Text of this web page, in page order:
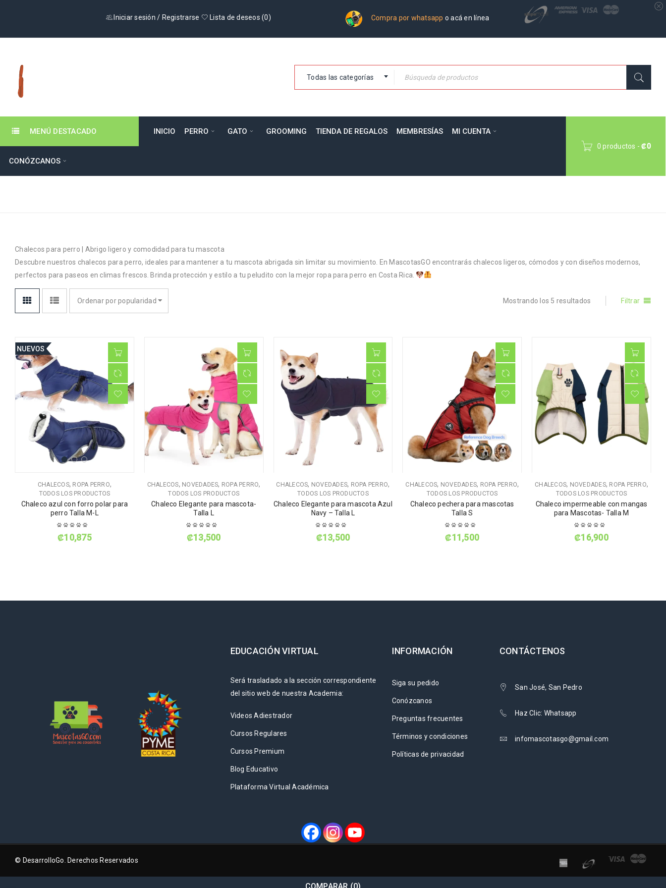
Compra por whatsapp o acá en línea
Iniciar sesión / Registrarse Lista de deseos (0)
Todas las categorías
MENÚ DESTACADO INICIO PERRO GATO GROOMING TIENDA DE REGALOS MEMBRESÍAS MI CUENTA
CONÓZCANOS
0 productos - ₡0
Chalecos para perro | Abrigo ligero y comodidad para tu mascota
Descubre nuestros chalecos para perro, ideales para mantener a tu mascota abrigada sin limitar su movimiento. En MascotasGO encontrarás chalecos ligeros, cómodos y con diseños modernos,
perfectos para paseos en climas frescos. Brinda protección y estilo a tu peludito con la mejor ropa para perro en Costa Rica.
Filtrar
Mostrando los 5 resultados
Ordenar por popularidad
NUEVOS
CHALECOS, ROPA PERRO,
TODOS LOS PRODUCTOS
Chaleco azul con forro polar para
perro Talla M-L
₡10,875
CHALECOS, NOVEDADES, ROPA PERRO,
TODOS LOS PRODUCTOS
Chaleco Elegante para mascota-
Talla L
₡13,500
CHALECOS, NOVEDADES, ROPA PERRO,
TODOS LOS PRODUCTOS
Chaleco Elegante para mascota Azul
Navy – Talla L
₡13,500
CHALECOS, NOVEDADES, ROPA PERRO,
TODOS LOS PRODUCTOS
Chaleco pechera para mascotas
Talla S
₡11,500
CHALECOS, NOVEDADES, ROPA PERRO,
TODOS LOS PRODUCTOS
Chaleco impermeable con mangas
para Mascotas- Talla M
₡16,900
EDUCACIÓN VIRTUAL
Será trasladado a la sección correspondiente
del sitio web de nuestra Academia:
Videos Adiestrador
Cursos Regulares
Cursos Premium
Blog Educativo
Plataforma Virtual Académica
INFORMACIÓN
Siga su pedido
Conózcanos
Preguntas frecuentes
Términos y condiciones
Políticas de privacidad
CONTÁCTENOS
San José, San Pedro
Haz Clic: Whatsapp
infomascotasgo@gmail.com
© DesarrolloGo. Derechos Reservados